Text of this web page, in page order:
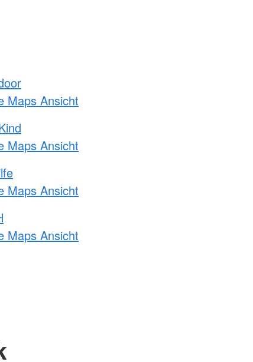
Maps Ansicht
Maps Ansicht
Maps Ansicht
Maps Ansicht